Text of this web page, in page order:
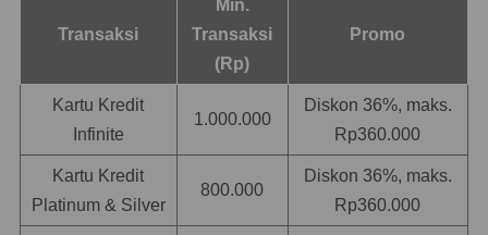
Transaksi
Min.
Transaksi
(Rp)
Promo
Kartu Kredit
Infinite
1.000.000
Diskon 36%, maks.
Rp360.000
Kartu Kredit
Platinum & Silver
800.000
Diskon 36%, maks.
Rp360.000